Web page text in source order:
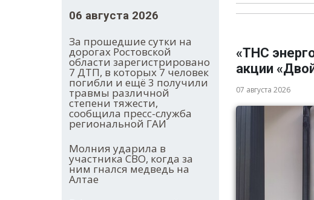
06 августа 2026
За прошедшие сутки на
дорогах Ростовской
области зарегистрировано
7 ДТП, в которых 7 человек
погибли и ещё 3 получили
травмы различной
степени тяжести,
сообщила пресс-служба
региональной ГАИ
Молния ударила в
участника СВО, когда за
ним гнался медведь на
Алтае
«ТНС
акции
07 августа 2026